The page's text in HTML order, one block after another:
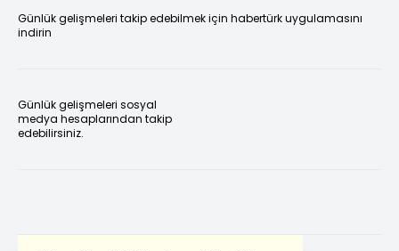
Günlük gelişmeleri takip edebilmek için habertürk uygulamasını
indirin
Günlük gelişmeleri sosyal
medya hesaplarından takip
edebilirsiniz.